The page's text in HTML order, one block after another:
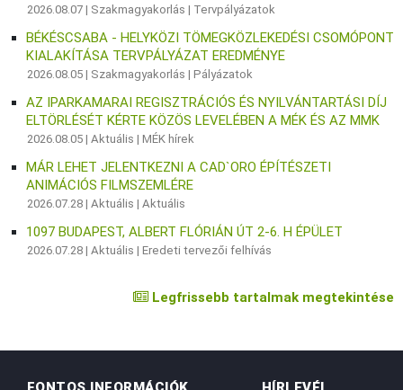
2026.08.07 | Szakmagyakorlás | Tervpályázatok
BÉKÉSCSABA - HELYKÖZI TÖMEGKÖZLEKEDÉSI CSOMÓPONT
KIALAKÍTÁSA TERVPÁLYÁZAT EREDMÉNYE
2026.08.05 | Szakmagyakorlás |Pályázatok
AZ IPARKAMARAI REGISZTRÁCIÓS ÉS NYILVÁNTARTÁSI DÍJ
ELTÖRLÉSÉT KÉRTE KÖZÖS LEVELÉBEN A MÉK ÉS AZ MMK
2026.08.05 |Aktuális |MÉK hírek
MÁR LEHET JELENTKEZNI A CAD`ORO ÉPÍTÉSZETI
ANIMÁCIÓS FILMSZEMLÉRE
2026.07.28 |Aktuális |Aktuális
1097 BUDAPEST, ALBERT FLÓRIÁN ÚT 2-6. H ÉPÜLET
2026.07.28 |Aktuális |Eredeti tervezői felhívás
Legfrissebb tartalmak megtekintése